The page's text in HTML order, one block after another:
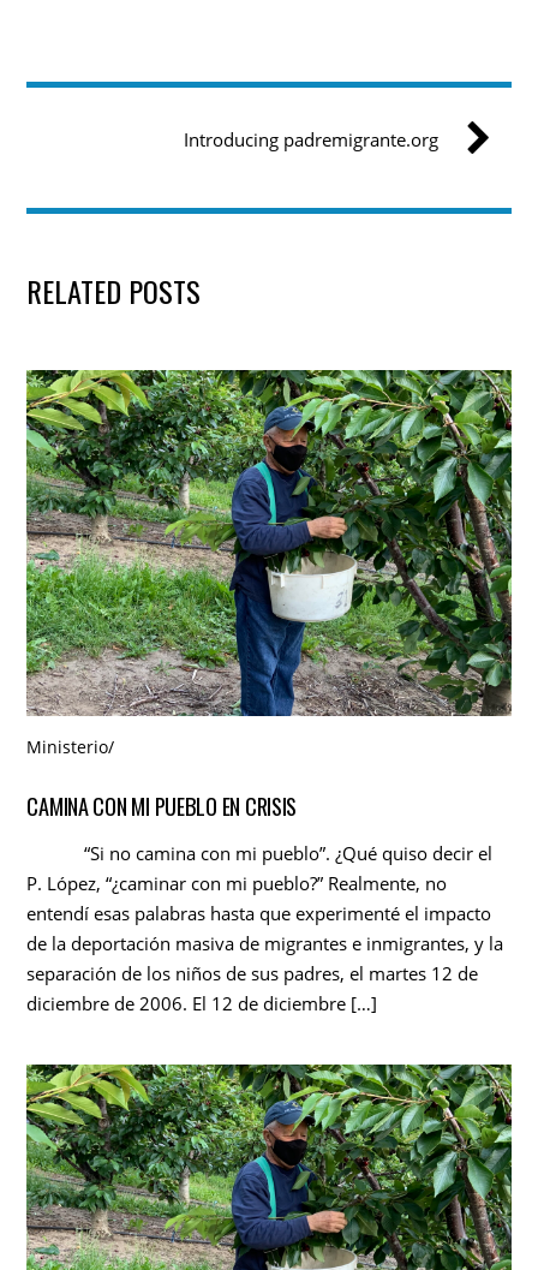
Introducing padremigrante.org
RELATED POSTS
Ministerio/
CAMINA CON MI PUEBLO EN CRISIS
“Si no camina con mi pueblo”. ¿Qué quiso decir el
P. López, “¿caminar con mi pueblo?” Realmente, no
entendí esas palabras hasta que experimenté el impacto
de la deportación masiva de migrantes e inmigrantes, y la
separación de los niños de sus padres, el martes 12 de
diciembre de 2006. El 12 de diciembre […]